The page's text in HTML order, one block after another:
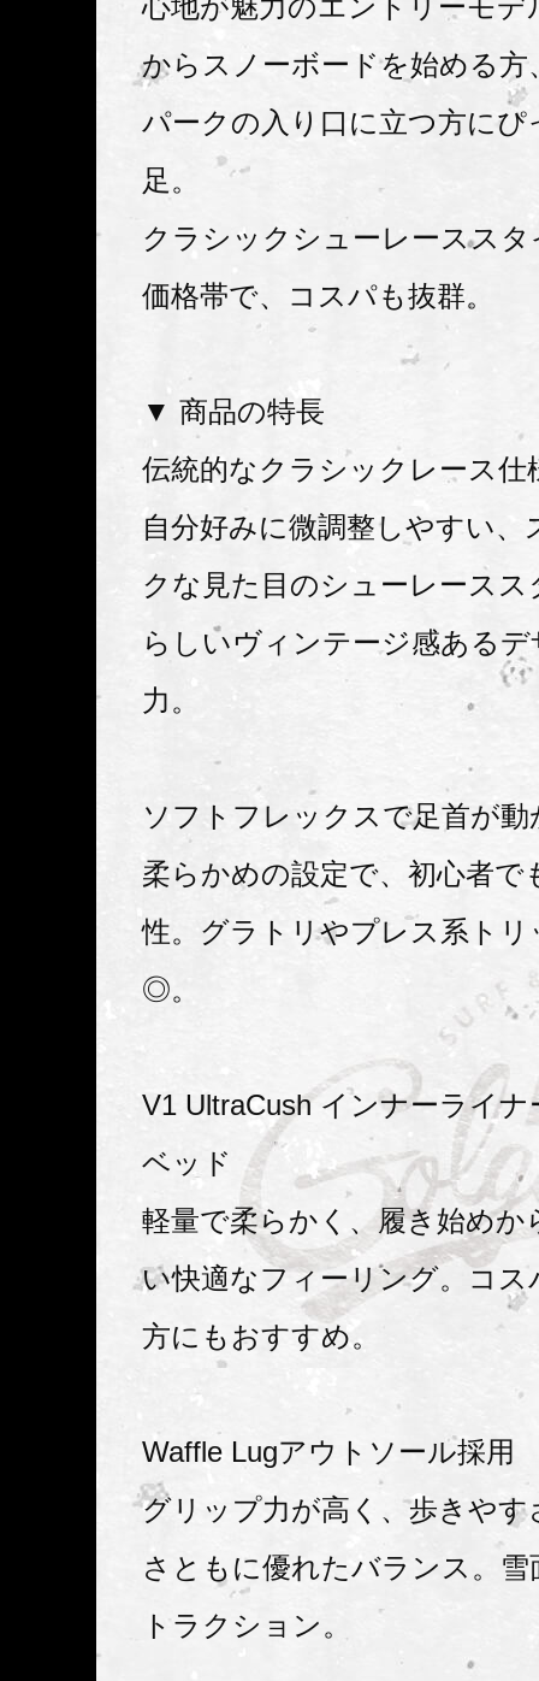
心地が魅力のエントリーモデ
からスノーボードを始める
パークの入り口に立つ方にぴ
足。
クラシックシューレースス
価格帯で、コスパも抜群。
▼ 商品の特長
伝統的なクラシックレース仕
自分好みに微調整しやすい、
クな見た目のシューレースス
らしいヴィンテージ感ある
力。
ソフトフレックスで足首が
柔らかめの設定で、初心者で
性。グラトリやプレス系ト
◎。
V1 UltraCush インナーライ
ベッド
軽量で柔らかく、履き始めか
い快適なフィーリング。コス
方にもおすすめ。
Waffle Lugアウトソール採用
グリップ力が高く、歩きやす
さともに優れたバランス。
トラクション。